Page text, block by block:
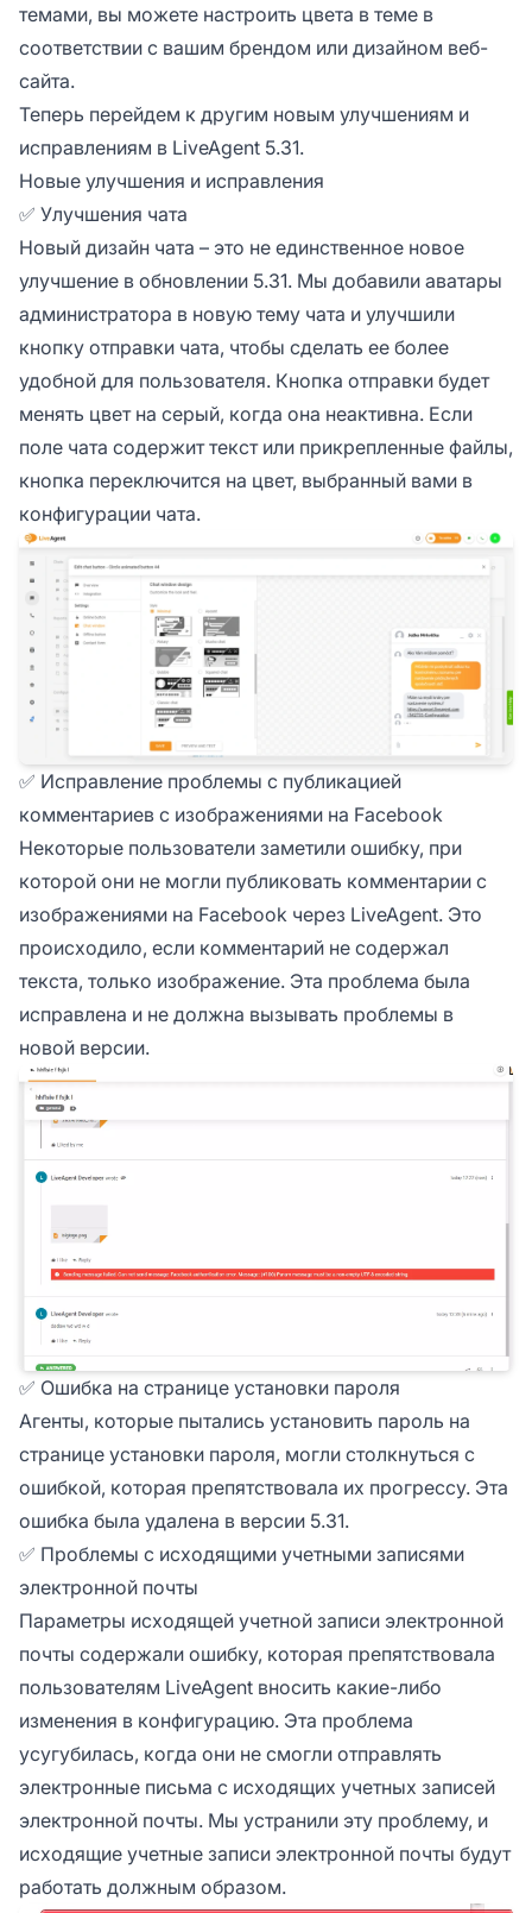
темами, вы можете настроить цвета в теме в
соответствии с вашим брендом или дизайном веб-
сайта.
Теперь перейдем к другим новым улучшениям и
исправлениям в LiveAgent 5.31.
Новые улучшения и исправления
✅ Улучшения чата
Новый дизайн чата – это не единственное новое
улучшение в обновлении 5.31. Мы добавили аватары
администратора в новую тему чата и улучшили
кнопку отправки чата, чтобы сделать ее более
удобной для пользователя. Кнопка отправки будет
менять цвет на серый, когда она неактивна. Если
поле чата содержит текст или прикрепленные файлы,
кнопка переключится на цвет, выбранный вами в
конфигурации чата.
✅ Исправление проблемы с публикацией
комментариев с изображениями на Facebook
Некоторые пользователи заметили ошибку, при
которой они не могли публиковать комментарии с
изображениями на Facebook через LiveAgent. Это
происходило, если комментарий не содержал
текста, только изображение. Эта проблема была
исправлена и не должна вызывать проблемы в
новой версии.
✅ Ошибка на странице установки пароля
Агенты, которые пытались установить пароль на
странице установки пароля, могли столкнуться с
ошибкой, которая препятствовала их прогрессу. Эта
ошибка была удалена в версии 5.31.
✅ Проблемы с исходящими учетными записями
электронной почты
Параметры исходящей учетной записи электронной
почты содержали ошибку, которая препятствовала
пользователям LiveAgent вносить какие-либо
изменения в конфигурацию. Эта проблема
усугубилась, когда они не смогли отправлять
электронные письма с исходящих учетных записей
электронной почты. Мы устранили эту проблему, и
исходящие учетные записи электронной почты будут
работать должным образом.